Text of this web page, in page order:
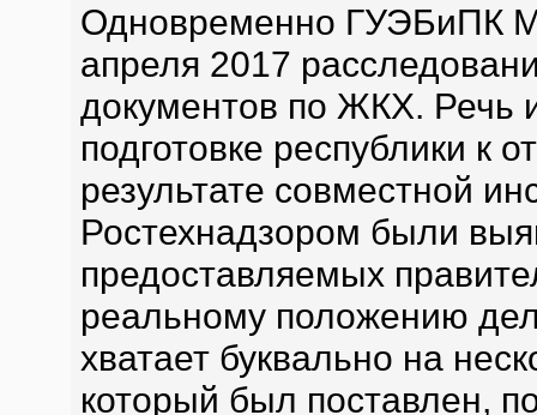
Одновременно ГУЭБиПК
апреля 2017
документов по ЖКХ. Речь
подготовке республики к
результате совместной
Ростехнадзором были
предоставляемых
реальному положению
хватает буквально на
который был поставлен,